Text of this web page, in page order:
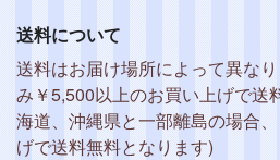
送料について
送料はお届け場所によって異な
み￥5,500以上のお買い上げで送
海道、沖縄県と一部離島の場合
げで送料無料となります)